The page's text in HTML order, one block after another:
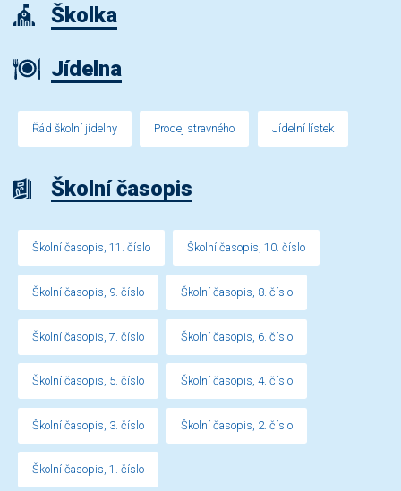
Školka
Jídelna
Řád školní jídelny Prodej stravného Jídelní lístek
Školní časopis
Školní časopis, 11. číslo Školní časopis, 10. číslo
Školní časopis, 9. číslo Školní časopis, 8. číslo
Školní časopis, 7. číslo Školní časopis, 6. číslo
Školní časopis, 5. číslo Školní časopis, 4. číslo
Školní časopis, 3. číslo Školní časopis, 2. číslo
Školní časopis, 1. číslo